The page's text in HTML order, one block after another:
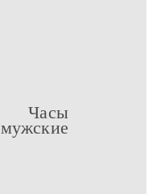
Часы
мужские